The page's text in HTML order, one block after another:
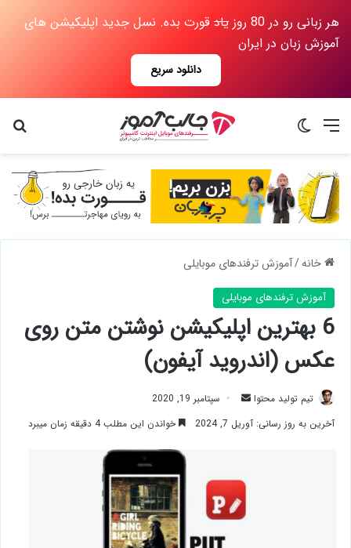
هر زبانی رو در 80 روز یاد قورت بده. نسل جدید اپلیکیشن های
آموزش زبان در ایران
دانلود سریع
منو
خانه/آموزش ترفندهای موبایلی
آموزش ترفندهای موبایلی
6 بهترین اپلیکیشن نوشتن متن روی
عکس (اندروید آیفون)
تیم تولید محتوا
ارسال
ایمیل
سپتامبر 19, 2020
آخرین به روز رسانی: آوریل 7, 2024
خواندن این مطلب 4 دقیقه زمان میبرد